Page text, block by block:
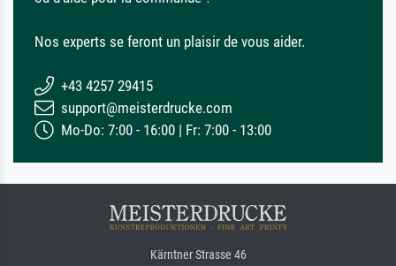
Nos experts se feront un plaisir de vous aider.
+43 4257 29415
support@meisterdrucke.com
Mo-Do: 7:00 - 16:00 | Fr: 7:00 - 13:00
Kärntner Strasse 46